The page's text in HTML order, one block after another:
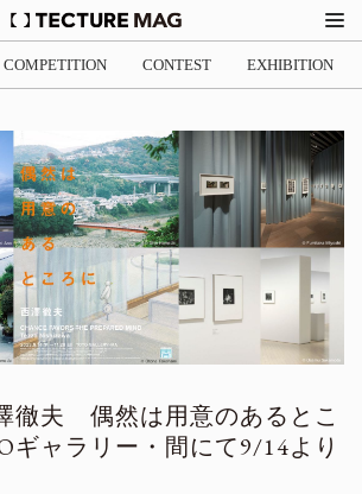
COMPETITION CONTEST EXHIBITION
徹夫 偶然は用意のあるとこ
ギャラリー・間にて9/14より